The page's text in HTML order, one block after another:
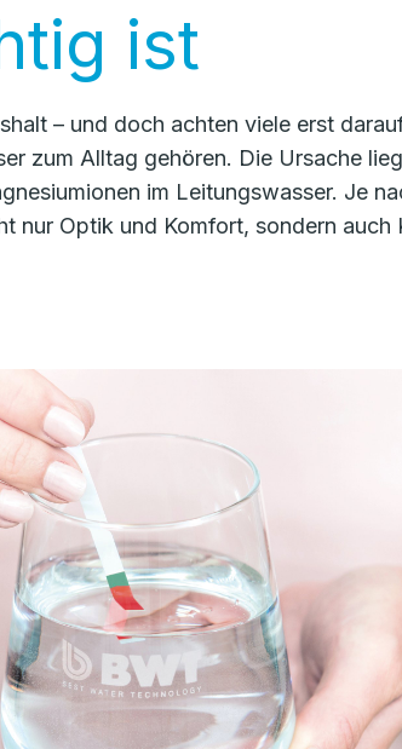
ist
– und doch achten viele erst
zum Alltag gehören. Die Ursache
im Leitungswasser. Je
nur Optik und Komfort, sondern auch